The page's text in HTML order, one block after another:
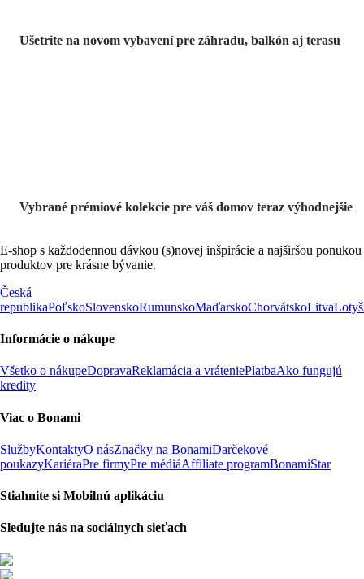
Ušetrite na novom vybavení pre záhradu, balkón aj terasu
Vybrané prémiové kolekcie pre váš domov teraz výhodnejšie
E-shop s každodennou dávkou (s)novej inšpirácie a najširšou ponukou
produktov pre krásne bývanie.
Česká
republikaPoľskoSlovenskoRumunskoMaďarskoChorvátskoLitva
Informácie o nákupe
Všetko o nákupeDopravaReklamácia a vráteniePlatbaAko fungujú
kredity
Viac o Bonami
SlužbyKontaktyO násZnačky na BonamiDarčekové
poukazyKariéraPre firmyPre médiáAffiliate programBonamiStar
Stiahnite si Mobilnú aplikáciu
Sledujte nás na sociálnych sieťach